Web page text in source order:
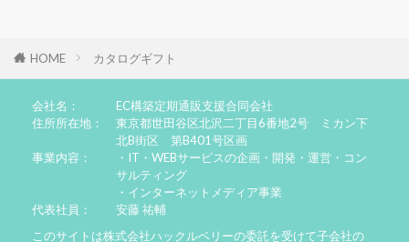
HOME カタログギフト
会社名：
EC構築定期通販支援合同会社
住所所在地：
東京都世田谷区北沢二丁目6番地2号 ミカン下
北B街区 第B401号区画
事業内容：
・IT・WEBサービスの企画・開発・運営・コン
サルティング
・インターネットメディア事業
代表社員：
安藤 祐輔
このサイトは株式会社ハックルベリーの委託を受けて子会社の